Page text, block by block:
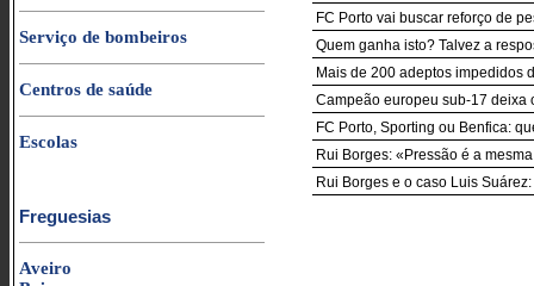
Serviço de bombeiros
Centros de saúde
Escolas
Freguesias
Aveiro
FC Porto vai buscar reforço de
Quem ganha isto? Talvez a
Mais de 200 adeptos impedidos
Campeão europeu sub-17 deixa
FC Porto, Sporting ou Benfica:
Rui Borges: «Pressão é a
Rui Borges e o caso Luis